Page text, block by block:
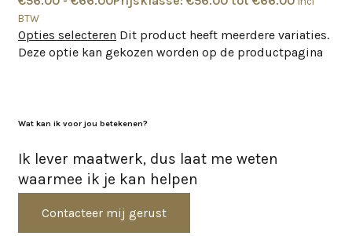
BTW
Opties selecteren Dit product heeft meerdere variaties.
Deze optie kan gekozen worden op de productpagina
Wat kan ik voor jou betekenen?
Ik lever maatwerk, dus laat me weten
waarmee ik je kan helpen
Contacteer mij gerust